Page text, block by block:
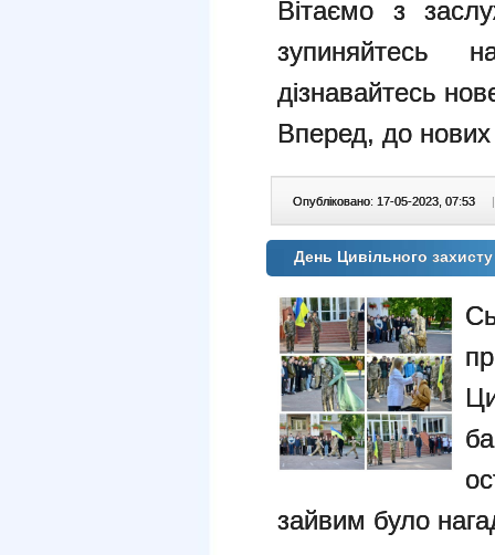
Вітаємо з
зупиняйтесь
дізнавайтесь
Вперед, до
Опубліковано: 17-05-2023, 07:53 |
День Цивільного
зайвим було